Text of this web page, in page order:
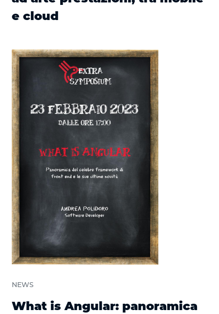
e cloud
NEWS
What is Angular: panoramica